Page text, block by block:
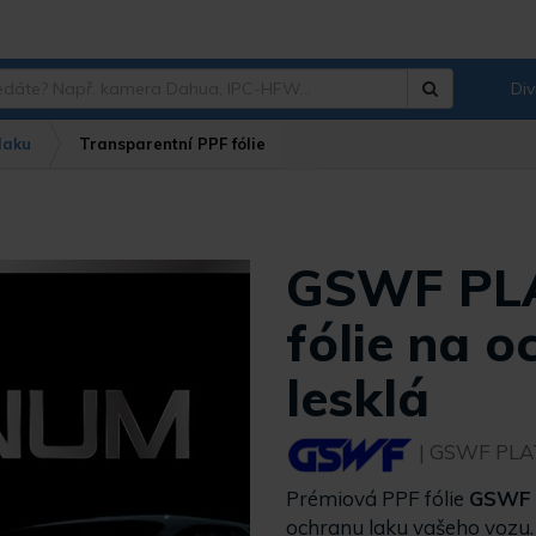
Transparentní PPF fólie
GSWF
fólie na
lesklá
| GSWF
Prémiová PPF fólie
ochranu laku vašeho